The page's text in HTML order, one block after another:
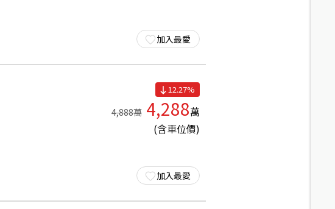
加入最愛
12.27%
4,888萬 4,288萬
(含車位價)
加入最愛